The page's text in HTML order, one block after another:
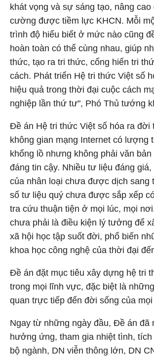
khát vọng và sự sáng tạo, nâng cao
cường được tiềm lực KHCN. Mỗi
trình độ hiểu biết ở mức nào cũng
hoàn toàn có thể cùng nhau, giúp
thức, tạo ra tri thức, cống hiến tri
cách. Phát triển Hệ tri thức Việt số
hiệu quả trong thời đại cuộc cách
nghiệp lần thứ tư", Phó Thủ tướng
Đề án Hệ tri thức Việt số hóa ra đời
không gian mạng Internet có lượng
khổng lồ nhưng không phải văn bản
đáng tin cậy. Nhiều tư liệu đáng
của nhân loại chưa được dịch sang
số tư liệu quý chưa được sắp xếp
tra cứu thuận tiện ở mọi lúc, mọi
chưa phải là điều kiện lý tưởng để
xã hội học tập suốt đời, phổ biến
khoa học công nghệ của thời đại
Đề án đặt mục tiêu xây dựng hệ tri
trong mọi lĩnh vực, đặc biệt là
quan trực tiếp đến đời sống của
Ngay từ những ngày đầu, Đề án đã
hưởng ứng, tham gia nhiệt tình,
bộ ngành, DN viễn thông lớn, DN